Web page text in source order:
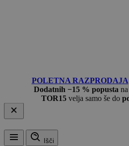
POLETNA RAZPRODAJA
Dodatnih −15 % popusta
TOR15 velja samo še do
Išči